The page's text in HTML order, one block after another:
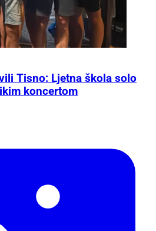
Tisno: Ljetna škola solo
koncertom